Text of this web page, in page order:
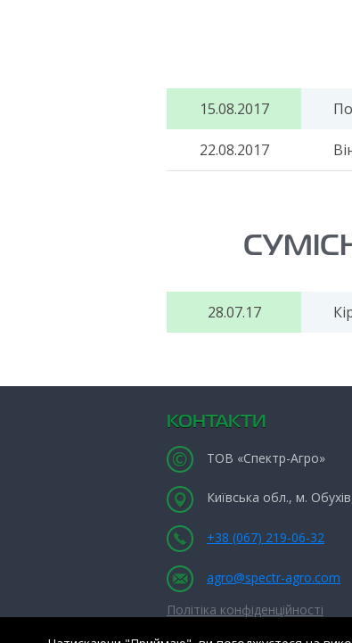
15.08.2017
22.08.2017
28.07.17
КОНТАКТИ
ТОВ «Спектр-Агро»
Київська обл., м.
+38 (067) 219-06-32
agro@spectr-agro.com
Політіка конфіденційності